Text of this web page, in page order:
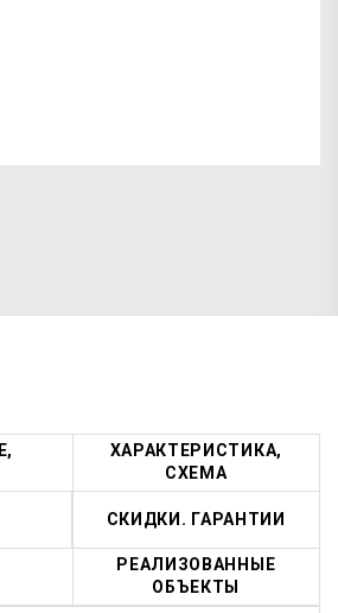
ХАРАКТЕРИСТИКА,
СХЕМА
СКИДКИ. ГАРАНТИИ
РЕАЛИЗОВАННЫЕ
ОБЪЕКТЫ